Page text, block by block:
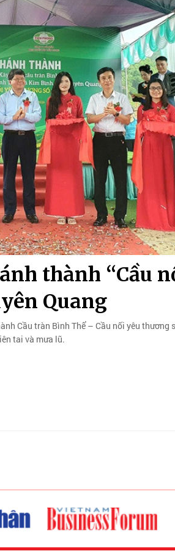
thành “Cầu
Quang
Cầu tràn Bình Thể – Cầu nối yêu thương
tai và mưa lũ.